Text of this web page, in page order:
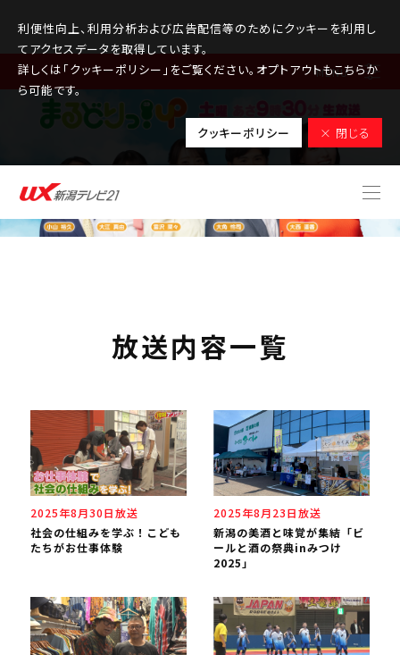
利便性向上、利用分析および広告配信等のためにクッキーを利用し
てアクセスデータを取得しています。
詳しくは「クッキーポリシー」をご覧ください。オプトアウトもこちらか
ら可能です。
クッキーポリシー × 閉じる
MENU
放送内容一覧
2025年8月30日放送
社会の仕組みを学ぶ！こども
たちがお仕事体験
2025年8月23日放送
新潟の美酒と味覚が集結「ビ
ールと酒の祭典inみつけ
2025」